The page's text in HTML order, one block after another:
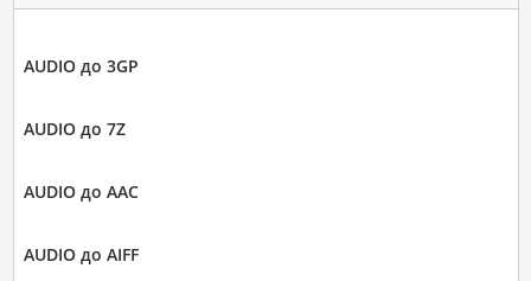
AUDIO до 3GP
AUDIO до 7Z
AUDIO до AAC
AUDIO до AIFF